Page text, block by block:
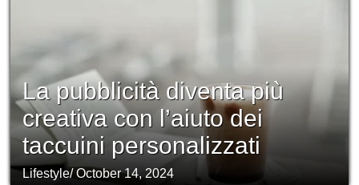
La pubblicità diventa più
creativa con l’aiuto dei
taccuini personalizzati
Lifestyle/October 14, 2024